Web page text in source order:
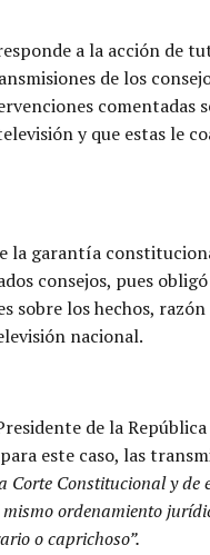
a la acción de
de los
comentadas
y que estas le
la garantía
consejos, pues
sobre los hechos,
nacional.
de la
este caso, las
Corte Constitucional y
ordenamiento
o caprichoso”.